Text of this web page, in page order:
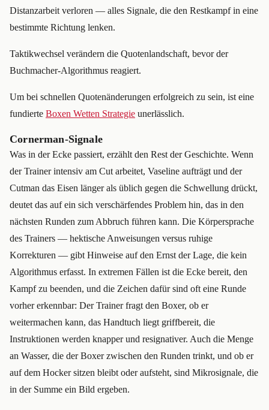
Distanzarbeit verloren — alles Signale, die den Restkampf in eine
bestimmte Richtung lenken.
Taktikwechsel verändern die Quotenlandschaft, bevor der
Buchmacher-Algorithmus reagiert.
Um bei schnellen Quotenänderungen erfolgreich zu sein, ist eine
fundierte Boxen Wetten Strategie unerlässlich.
Cornerman-Signale
Was in der Ecke passiert, erzählt den Rest der Geschichte. Wenn
der Trainer intensiv am Cut arbeitet, Vaseline aufträgt und der
Cutman das Eisen länger als üblich gegen die Schwellung drückt,
deutet das auf ein sich verschärfendes Problem hin, das in den
nächsten Runden zum Abbruch führen kann. Die Körpersprache
des Trainers — hektische Anweisungen versus ruhige
Korrekturen — gibt Hinweise auf den Ernst der Lage, die kein
Algorithmus erfasst. In extremen Fällen ist die Ecke bereit, den
Kampf zu beenden, und die Zeichen dafür sind oft eine Runde
vorher erkennbar: Der Trainer fragt den Boxer, ob er
weitermachen kann, das Handtuch liegt griffbereit, die
Instruktionen werden knapper und resignativer. Auch die Menge
an Wasser, die der Boxer zwischen den Runden trinkt, und ob er
auf dem Hocker sitzen bleibt oder aufsteht, sind Mikrosignale, die
in der Summe ein Bild ergeben.